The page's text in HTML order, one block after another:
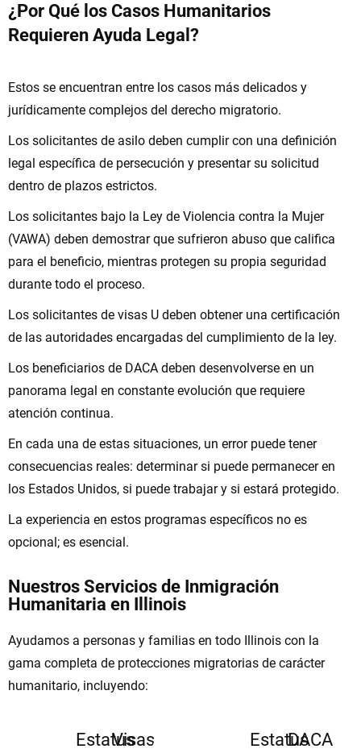
¿Por Qué los Casos Humanitarios
Requieren Ayuda Legal?
Estos se encuentran entre los casos más delicados y
jurídicamente complejos del derecho migratorio.
Los solicitantes de asilo deben cumplir con una definición
legal específica de persecución y presentar su solicitud
dentro de plazos estrictos.
Los solicitantes bajo la Ley de Violencia contra la Mujer
(VAWA) deben demostrar que sufrieron abuso que califica
para el beneficio, mientras protegen su propia seguridad
durante todo el proceso.
Los solicitantes de visas U deben obtener una certificación
de las autoridades encargadas del cumplimiento de la ley.
Los beneficiarios de DACA deben desenvolverse en un
panorama legal en constante evolución que requiere
atención continua.
En cada una de estas situaciones, un error puede tener
consecuencias reales: determinar si puede permanecer en
los Estados Unidos, si puede trabajar y si estará protegido.
La experiencia en estos programas específicos no es
opcional; es esencial.
Nuestros Servicios de Inmigración
Humanitaria en Illinois
Ayudamos a personas y familias en todo Illinois con la
gama completa de protecciones migratorias de carácter
humanitario, incluyendo:
EstatusVisasAutopeticiones
PermisoEstatusDACA